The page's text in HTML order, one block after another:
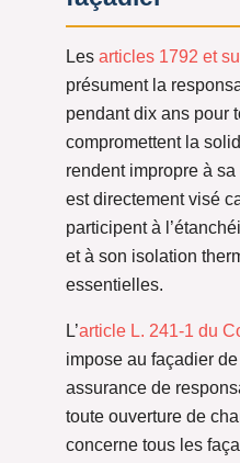
Les articles 1792 et
présument la
pendant dix ans pour
compromettent la
rendent impropre à
est directement visé
participent à
et à son isolation
essentielles.
L’article L. 241-1 du
impose au façadier
assurance de
toute ouverture de
concerne tous les